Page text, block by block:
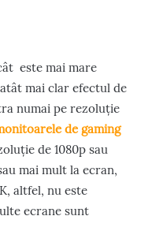
este mai mare
mai clar efectul de
numai pe rezoluție
de gaming
de 1080p sau
mai mult la ecran,
altfel, nu este
ecrane sunt